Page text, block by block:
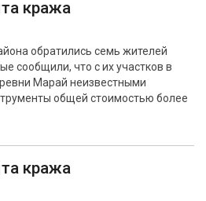
кража
обратились семь жителей
сообщили, что с их участков в
Марай неизвестными
общей стоимостью более
кража